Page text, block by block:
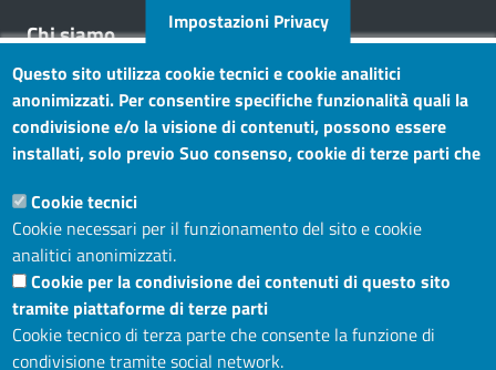
Chi siamo
Mission
Statuto e carta dei servizi
Social
Sito web
Accesso riservato
Mappa del sito
Impostazioni Privacy
Questo sito utilizza cookie tecnici e cookie analitici
anonimizzati. Per consentire specifiche funzionalità quali la
condivisione e/o la visione di contenuti, possono essere
installati, solo previo Suo consenso, cookie di terze parti che
questo banner, può accettare tutti i cookies, selezionare le
categorie di cookie di cui consente l’utilizzo e/o modificare le
Sue preferenze. Per vedere la Cookie Policy completa, clicchi
Maggiori informazioni
Cookie tecnici
Cookie necessari per il funzionamento del sito e cookie
analitici anonimizzati.
Cookie per la condivisione dei contenuti di questo sito
tramite piattaforme di terze parti
Cookie tecnico di terza parte che consente la funzione di
condivisione tramite social network.